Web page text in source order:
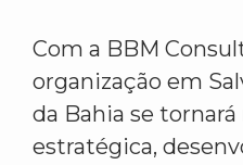
Com a BBM
organização em
da Bahia se
estratégica,